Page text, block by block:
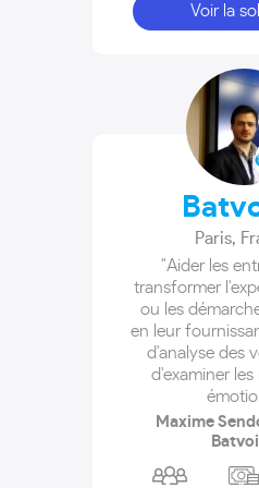
Voir la
Paris,
"Aider les
transformer
ou les
en leur
d'analyse des
d'examiner les
Maxime